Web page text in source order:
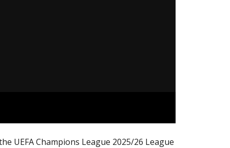
UEFA Champions League 2025/26 League